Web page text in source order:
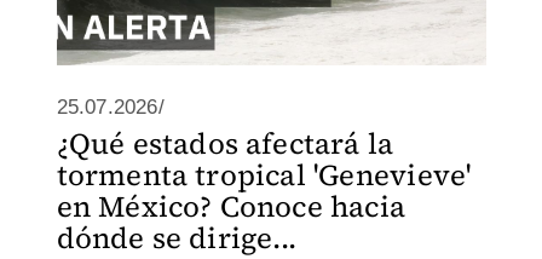
25.07.2026/
¿Qué estados afectará la
tormenta tropical 'Genevieve'
en México? Conoce hacia
dónde se dirige...